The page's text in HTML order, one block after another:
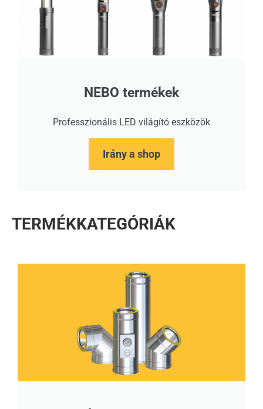
NEBO termékek
Professzionális LED világító eszközök
Irány a shop
TERMÉKKATEGÓRIÁK